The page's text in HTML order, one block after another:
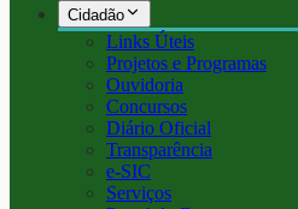
Cidadão
Links Úteis
Projetos e Programas
Ouvidoria
Concursos
Diário Oficial
Transparência
e-SIC
Serviços